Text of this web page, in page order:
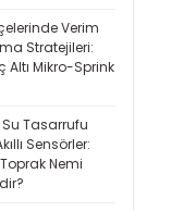
Verim
Stratejileri:
Altı Mikro-Sprink
Tasarrufu
Sensörler:
Nemi